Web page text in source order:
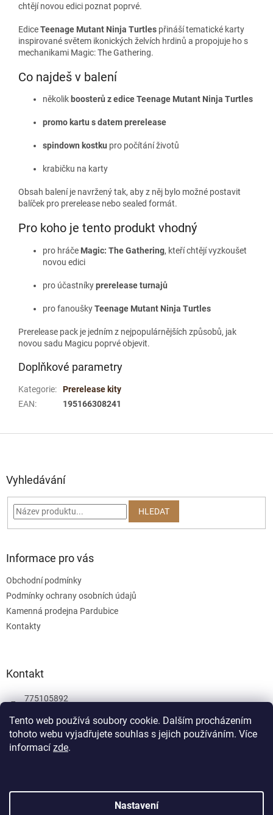
Tento web používá soubory cookie. Dalším procházením
tohoto webu vyjadřujete souhlas s jejich používáním. Více
informací zde.
Nastavení
chtějí novou edici poznat poprvé.
EdiceTeenage Mutant Ninja Turtles přináší tematické karty
inspirované světem ikonických želvích hrdinů a propojuje ho s
mechanikami Magic: The Gathering.
Co najdeš v balení
několik boosterů z edice Teenage Mutant Ninja Turtles
promo kartu s datem prerelease
spindown kostku pro počítání životů
krabičku na karty
Obsah balení je navržený tak, aby z něj bylo možné postavit
balíček pro prerelease nebo sealed formát.
Pro koho je tento produkt vhodný
pro hráče Magic: The Gathering, kteří chtějí vyzkoušet
novou edici
pro účastníkyprerelease turnajů
pro fanouškyTeenage Mutant Ninja Turtles
Prerelease pack je jedním z nejpopulárnějších způsobů, jak
novou sadu Magicu poprvé objevit.
Doplňkové parametry
Kategorie:
Prerelease kity
EAN: 195166308241
Vyhledávání
HLEDAT
Informace pro vás
Obchodní podmínky
Podmínky ochrany osobních údajů
Kamenná prodejna Pardubice
Kontakty
Kontakt
775105892
775105892
Facebook
wombatgamescz